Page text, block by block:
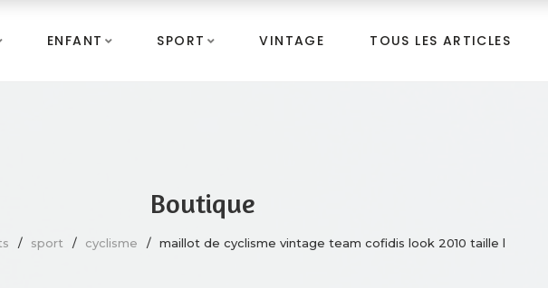
ENFANT SPORT VINTAGE TOUS LES ARTICLES
Boutique
sport cyclisme maillot de cyclisme vintage team cofidis look 2010 taille l